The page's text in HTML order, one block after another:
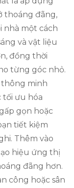
thoáng đãng,
nhà một cách
và vật liệu
đồng thời
từng góc nhỏ.
thông minh
tối ưu hóa
gọn hoặc
tiết kiệm
Thêm vào
hiệu ứng thị
đãng hơn.
công hoặc sân